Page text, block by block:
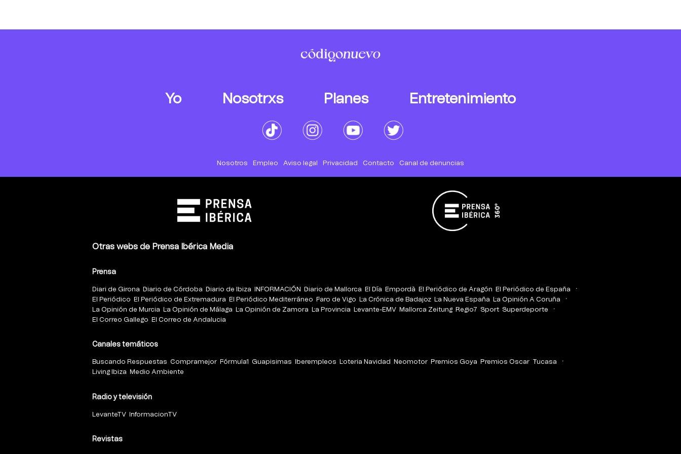
Yo Nosotrxs Planes Entretenimiento
Nosotros Empleo Aviso legal Privacidad Contacto Canal de denuncias
Otras webs de Prensa Ibérica Media
Prensa
Diari de Girona Diario de Córdoba Diario de Ibiza INFORMACIÓN Diario de Mallorca El Día Empordà El Periódico de Aragón
El Periódico de España
El Periódico
El Periódico de Extremadura El Periódico Mediterráneo Faro de Vigo La Crónica de Badajoz La Nueva España
La Opinión A Coruña
La Opinión de Murcia
La Opinión de Málaga La Opinión de Zamora La Provincia Levante-EMV Mallorca Zeitung Regio7 Sport Superdeporte
El Correo Gallego
El Correo de Andalucia
Canales temáticos
Buscando Respuestas Compramejor Fórmula1 Guapisimas Iberempleos Loteria Navidad Neomotor Premios Goya Premios Oscar
Tucasa
Living Ibiza
Medio Ambiente
Radio y televisión
LevanteTV InformacionTV
Revistas